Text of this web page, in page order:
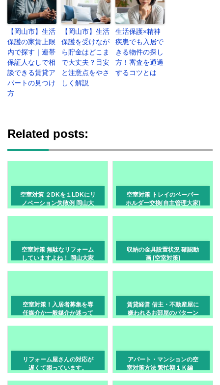
【岡山市】生活
保護の家賃上限
内で探す｜連帯
保証人なしで相
談できる賃貸ア
パートの見つけ
方
【岡山市】生活
保護を受けなが
ら貯金はどこま
で大丈夫？目安
と注意点をやさ
しく解説
生活保護×精神
疾患でも入居で
きる物件の探し
方！審査を通過
するコツとは
Related posts:
空室対策 ２DKを１LDKにリ
ノベーション失敗例 岡山大
空室対策 トレイのペーパー
ホルダー交換[自主管理大家]
空室対策 無駄なリフォーム
していますよね！ 岡山大家
収納の金具設置状況 確認動
画 [空室対策]
空室対策！入居者募集を専
任媒介か一般媒介か迷って
賃貸経営 借主・不動産屋に
嫌われるお部屋のパターン
リフォーム屋さんの対応が
遅くて困っています。
アパート・マンションの空
室対策方法 繁忙期１Ｋ編